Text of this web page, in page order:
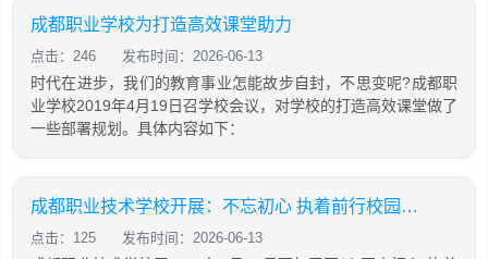
成都职业学校为打造高效课堂助力
点击：246 发布时间：2026-06-13
时代在进步，我们的教育事业怎能故步自封，不思变呢?成都职
业学校2019年4月19日召学校会议，对学校的打造高效课堂做了
一些部署规划。具体内容如下：
成都职业技术学校开展：不忘初心 执着前行校园活动
点击：125 发布时间：2026-06-13